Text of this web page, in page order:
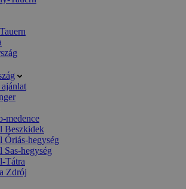
medence
Beszkidek
Óriás-hegység
Sas-hegység
Tátra
Zdrój